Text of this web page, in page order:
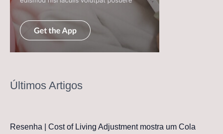
Últimos Artigos
Resenha | Cost of Living Adjustment mostra um Cola